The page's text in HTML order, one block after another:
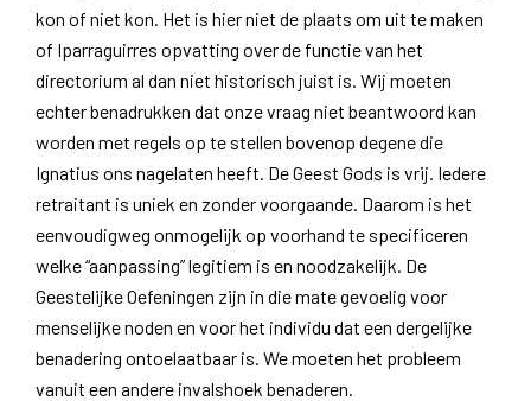
kon of niet kon. Het is hier niet de plaats om uit te maken
of Iparraguirres opvatting over de functie van het
directorium al dan niet historisch juist is. Wij moeten
echter benadrukken dat onze vraag niet beantwoord kan
worden met regels op te stellen bovenop degene die
Ignatius ons nagelaten heeft. De Geest Gods is vrij. Iedere
retraitant is uniek en zonder voorgaande. Daarom is het
eenvoudigweg onmogelijk op voorhand te specificeren
welke “aanpassing” legitiem is en noodzakelijk. De
Geestelijke Oefeningen zijn in die mate gevoelig voor
menselijke noden en voor het individu dat een dergelijke
benadering ontoelaatbaar is. We moeten het probleem
vanuit een andere invalshoek benaderen.